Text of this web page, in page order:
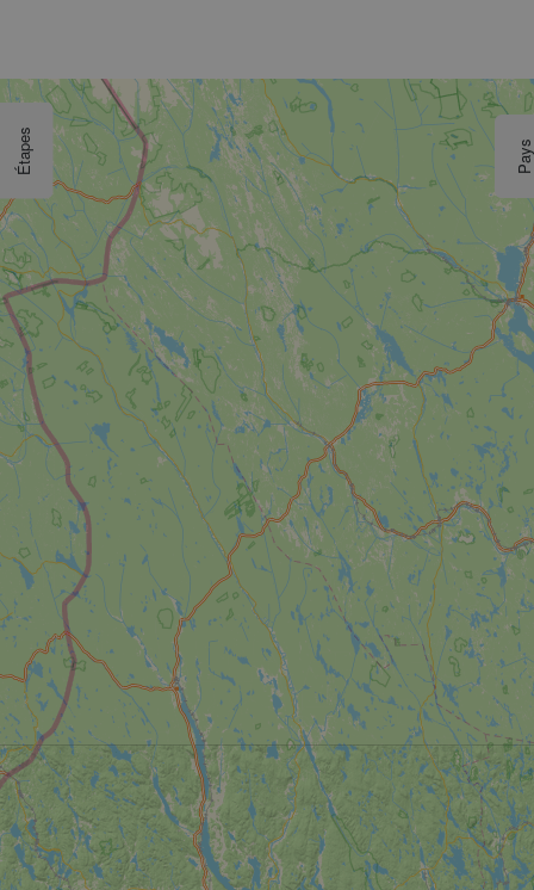
Étapes Pays